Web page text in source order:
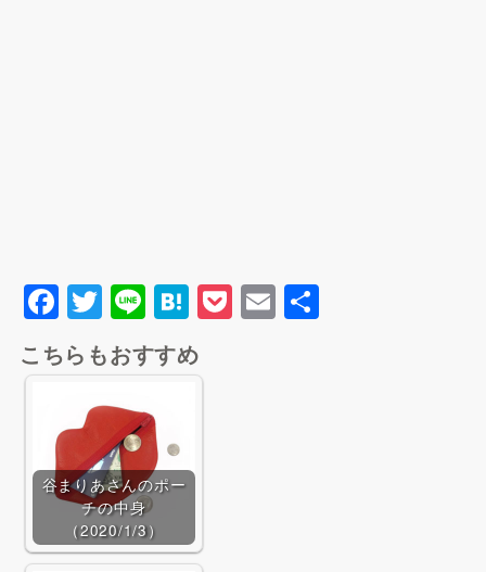
F
a
c
b
o
o
k
T
wi
tt
er
Li
n
e
H
at
e
P
o
E
m
共
こちらもおすすめ
谷まりあさんのポー
チの中身
（2020/1/3）